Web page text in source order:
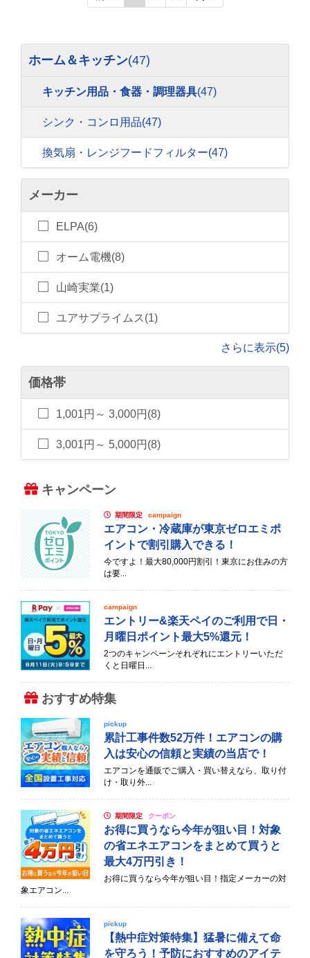
ホーム＆キッチン(47)
キッチン用品・食器・調理器具(47)
シンク・コンロ用品(47)
換気扇・レンジフードフィルター(47)
メーカー
ELPA(6)
オーム電機(8)
山崎実業(1)
ユアサプライムス(1)
さらに表示(5)
価格帯
1,001円～ 3,000円(8)
3,001円～ 5,000円(8)
キャンペーン
期間限定 campaign
エアコン・冷蔵庫が東京ゼロエミポ
イントで割引購入できる！
今ですよ！最大80,000円割引！東京にお住みの方
は要...
campaign
エントリー&楽天ペイのご利用で日・
月曜日ポイント最大5%還元！
2つのキャンペーンそれぞれにエントリーいただ
くと日曜日...
おすすめ特集
pickup
累計工事件数52万件！エアコンの購
入は安心の信頼と実績の当店で！
エアコンを通販でご購入・買い替えなら、取り付
け・取り外...
期間限定 クーポン
お得に買うなら今年が狙い目！対象
の省エネエアコンをまとめて買うと
最大4万円引き！
お得に買うなら今年が狙い目！指定メーカーの対
象エアコン...
pickup
【熱中症対策特集】猛暑に備えて命
を守ろう！予防におすすめのアイテ